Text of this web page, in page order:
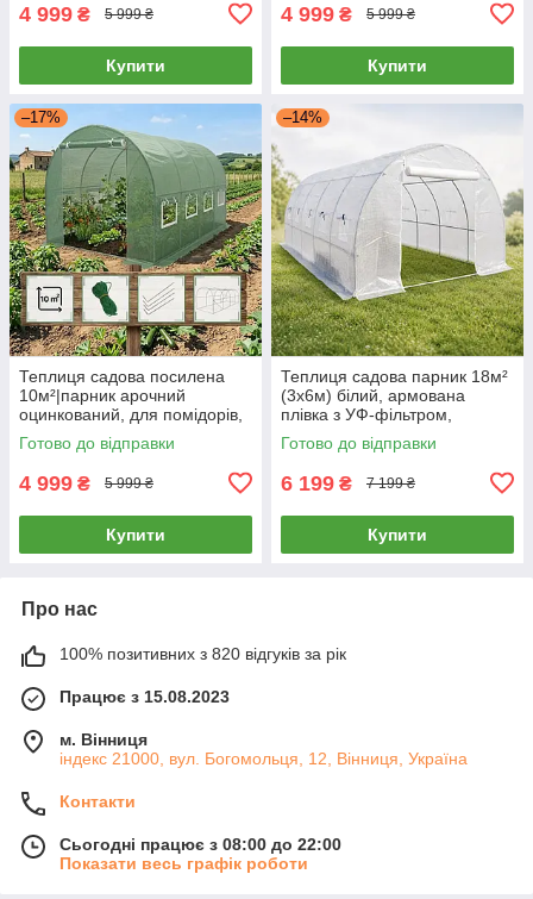
4 999 ₴ 5 999 ₴
Купити
4 999 ₴ 5 999 ₴
Купити
–17%
Теплиця садова посилена
10м²|парник арочний
оцинкований, для помідорів,
огірків та розсади
(4х2.5х2м),посилена
Готово до відправки
4 999 ₴ 5 999 ₴
Купити
–14%
Теплиця садова парник 18м²
(3х6м) білий, армована
плівка з УФ-фільтром,
оцинкований каркас 19мм, 12
вікон, велика теплиця
Готово до відправки
6 199 ₴ 7 199 ₴
Купити
Про нас
100% позитивних з 820 відгуків за рік
Працює з 15.08.2023
м. Вінниця
індекс 21000, вул. Богомольця, 12, Вінниця, Україна
Контакти
Сьогодні працює з 08:00 до 22:00
Показати весь графік роботи